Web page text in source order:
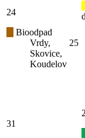
24
Bioodpad
Vrdy,
Skovice,
Koudelov
25
31
2